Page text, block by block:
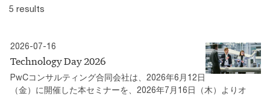
5 results
2026-07-16
Technology Day 2026
PwCコンサルティング合同会社は、2026年6月12日
（金）に開催した本セミナーを、2026年7月16日（木）よりオ